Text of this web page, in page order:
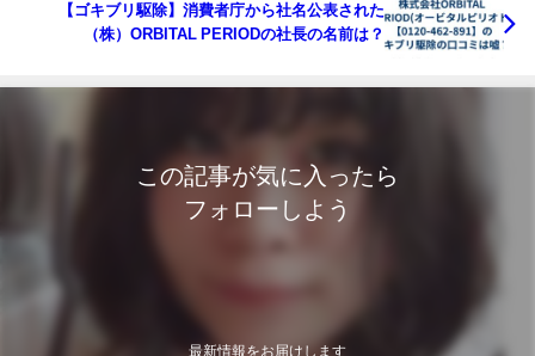
【ゴキブリ駆除】消費者庁から社名公表された
（株）ORBITAL PERIODの社長の名前は？
この記事が気に入ったら
フォローしよう
最新情報をお届けします